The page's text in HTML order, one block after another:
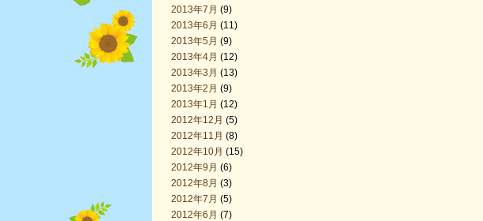
2013年7月 (9)
2013年6月 (11)
2013年5月 (9)
2013年4月 (12)
2013年3月 (13)
2013年2月 (9)
2013年1月 (12)
2012年12月 (5)
2012年11月 (8)
2012年10月 (15)
2012年9月 (6)
2012年8月 (3)
2012年7月 (5)
2012年6月 (7)